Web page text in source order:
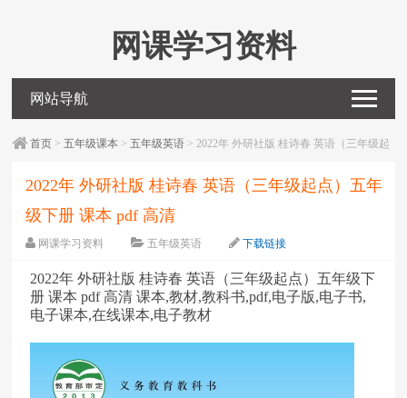
网课学习资料
网站导航
首页 >五年级课本 >五年级英语 > 2022年 外研社版 桂诗春 英语（三年级起
2022年 外研社版 桂诗春 英语（三年级起点）五年
级下册 课本 pdf 高清
网课学习资料 五年级英语
下载链接
2022年 外研社版 桂诗春 英语（三年级起点）五年级下
册 课本 pdf 高清 课本,教材,教科书,pdf,电子版,电子书,
电子课本,在线课本,电子教材